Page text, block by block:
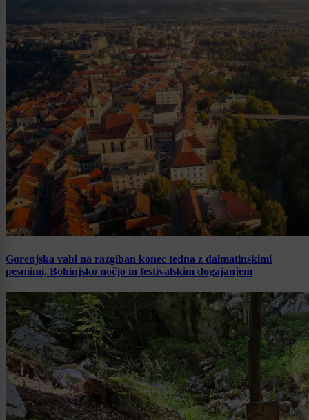
Gorenjska vabi na razgiban konec tedna z dalmatinskimi
pesmimi, Bohinjsko nočjo in festivalskim dogajanjem